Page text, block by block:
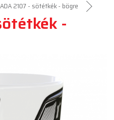
2107 - sötétkék - bögre
-